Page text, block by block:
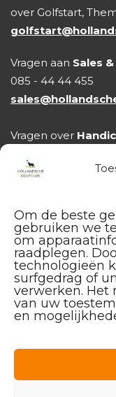
Om de beste
gebruiken we
om
raadplegen.
technologieën
surfgedrag of
verwerken.
van uw
en
over Golfstart,
Vragen aan Sales
085 - 44 44 455
Vragen over